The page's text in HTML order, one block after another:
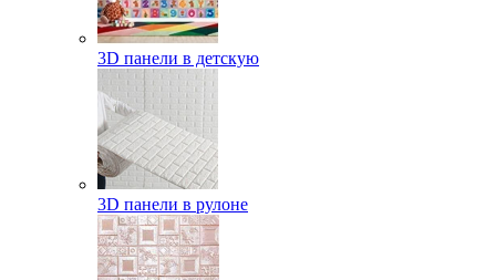
3D панели в детскую
3D панели в рулоне